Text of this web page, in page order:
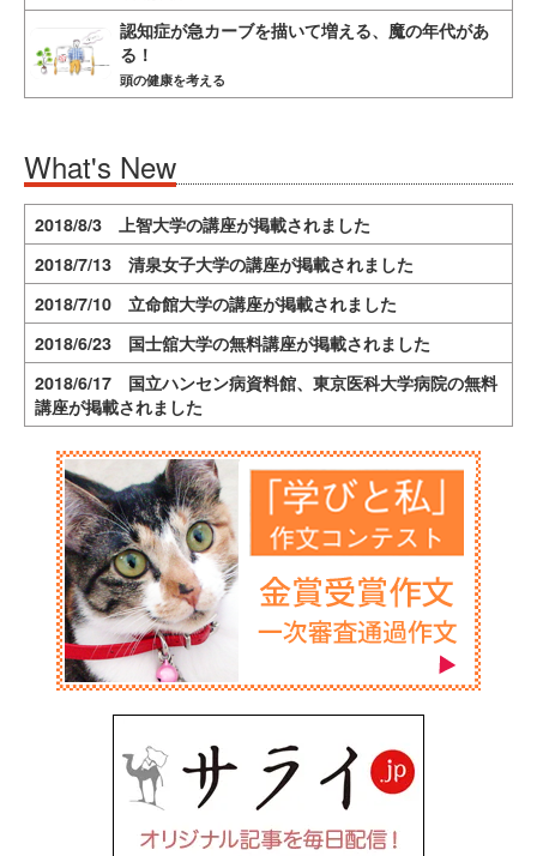
認知症が急カーブを描いて増える、魔の年代があ
る！
頭の健康を考える
What's New
2018/8/3 上智大学の講座が掲載されました
2018/7/13 清泉女子大学の講座が掲載されました
2018/7/10 立命館大学の講座が掲載されました
2018/6/23 国士舘大学の無料講座が掲載されました
2018/6/17 国立ハンセン病資料館、東京医科大学病院の無料
講座が掲載されました